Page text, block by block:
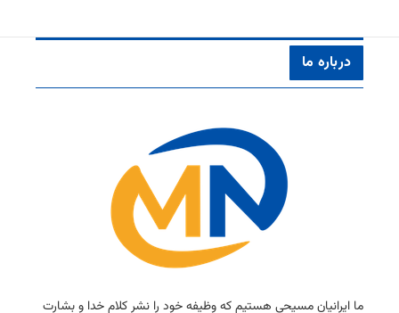
درباره ما
ما ایرانیان مسیحی هستیم كه وظیفه خود را نشر كلام خدا و بشارت